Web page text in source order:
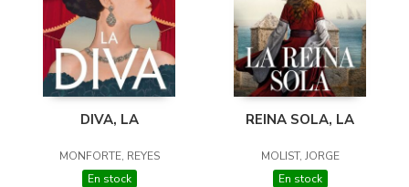
DIVA, LA
MONFORTE, REYES
En stock
REINA SOLA, LA
MOLIST, JORGE
En stock